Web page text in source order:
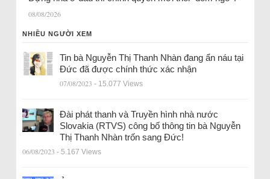
08/08/2026
NHIỀU NGƯỜI XEM
Tin bà Nguyễn Thị Thanh Nhàn đang ẩn náu tại
Đức đã được chính thức xác nhận
07/08/2023 - 15.077 Views
Đài phát thanh và Truyền hình nhà nước
Slovakia (RTVS) công bố thông tin bà Nguyễn
Thị Thanh Nhàn trốn sang Đức!
06/08/2023 - 5.167 Views